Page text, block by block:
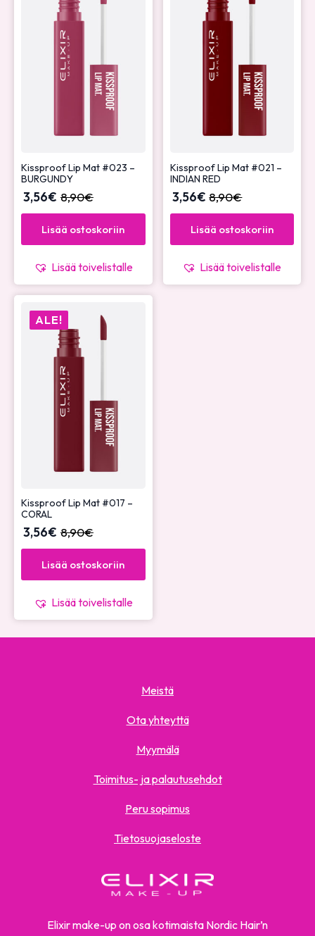
Kissproof Lip Mat #023 –
BURGUNDY
8,90€
3,56€
Lisää ostoskoriin
Lisää toivelistalle
Kissproof Lip Mat #021 –
INDIAN RED
8,90€
3,56€
Lisää ostoskoriin
Lisää toivelistalle
ALE!
Kissproof Lip Mat #017 –
CORAL
8,90€
3,56€
Lisää ostoskoriin
Lisää toivelistalle
Elixir make-up on osa kotimaista Nordic Hair’n
Meistä
Ota yhteyttä
Myymälä
Toimitus- ja palautusehdot
Peru sopimus
Tietosuojaseloste